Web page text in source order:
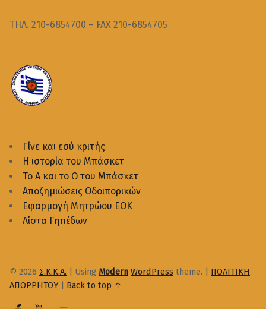
ΤΗΛ. 210-6854700 – FAX 210-6854705
Γίνε και εσύ κριτής
Η ιστορία του Μπάσκετ
Το Α και το Ω του Μπάσκετ
Αποζημιώσεις Οδοιπορικών
Εφαρμογή Μητρώου ΕΟΚ
Λίστα Γηπέδων
© 2026 Σ.Κ.Κ.Α. | Using Modern WordPress theme. | ΠΟΛΙΤΙΚΗ
ΑΠΟΡΡΗΤΟΥ | Back to top ↑